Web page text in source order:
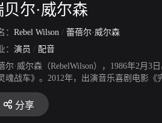
贝尔·威尔森
： Rebel Wilson / 蕾蓓尔·威尔森
： 演员 / 配音
尔·威尔森（RebelWilson），1986年2月
魂战车》。2012年，出演音乐喜剧电影
员。2015年，由其主演的电影《完美音
。2019年，主演犯罪喜剧电影《偷心女
分享